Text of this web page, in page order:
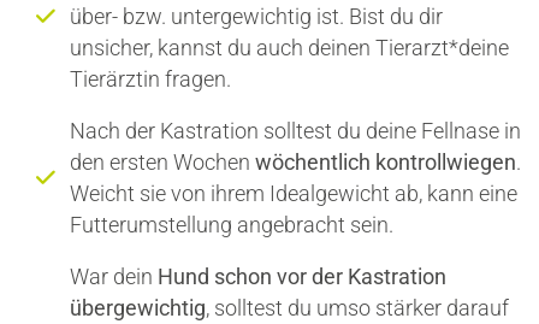
über- bzw. untergewichtig ist. Bist du dir
unsicher, kannst du auch deinen Tierarzt*deine
Tierärztin fragen.
Nach der Kastration solltest du deine Fellnase in
den ersten Wochen wöchentlich kontrollwiegen.
Weicht sie von ihrem Idealgewicht ab, kann eine
Futterumstellung angebracht sein.
War dein Hund schon vor der Kastration
übergewichtig, solltest du umso stärker darauf